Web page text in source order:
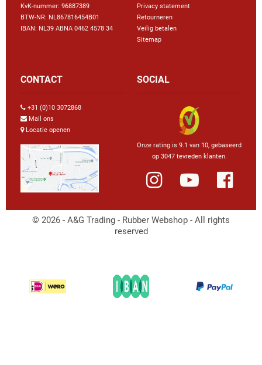
KvK-nummer: 96887389
BTW-NR: NL867816454B01
IBAN: NL39 ABNA 0462 4578 34
Privacy statement
Retourneren
Veilig betalen
Sitemap
CONTACT
+31 (0)10 3072868
Mail ons
Locatie openen
SOCIAL
Onze rating is 9.1 van 10, gebaseerd
op 3047 tevreden klanten.
© 2026 - A&G Trading - Rubber Webshop - All rights
reserved